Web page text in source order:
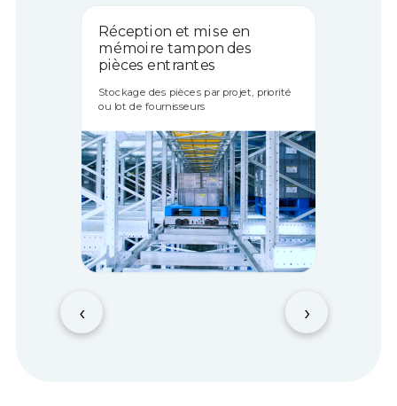
Réception et mise en
mémoire tampon des
pièces entrantes
Stockage des pièces par projet, priorité
ou lot de fournisseurs
‹ ›